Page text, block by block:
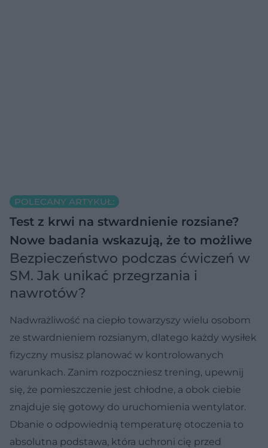
POLECANY ARTYKUŁ:
Test z krwi na stwardnienie rozsiane?
Nowe badania wskazują, że to możliwe
Bezpieczeństwo podczas ćwiczeń w
SM. Jak unikać przegrzania i
nawrotów?
Nadwrażliwość na ciepło towarzyszy wielu osobom
ze stwardnieniem rozsianym, dlatego każdy wysiłek
fizyczny musisz planować w kontrolowanych
warunkach. Zanim rozpoczniesz trening, upewnij
się, że pomieszczenie jest chłodne, a obok ciebie
znajduje się gotowy do uruchomienia wentylator.
Dbanie o odpowiednią temperaturę otoczenia to
absolutna podstawa, która uchroni cię przed